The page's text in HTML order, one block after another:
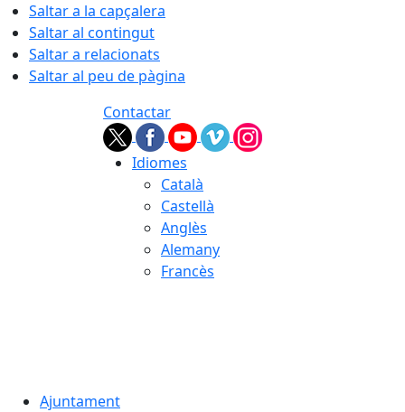
Saltar a la capçalera
Saltar al contingut
Saltar a relacionats
Saltar al peu de pàgina
Contactar
Idiomes
Català
Castellà
Anglès
Alemany
Francès
Ajuntament